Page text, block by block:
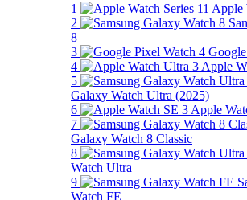
1
Apple
2
8
3
4
Apple
5
Galaxy Watch Ultra (2025)
6
Apple
7
Galaxy Watch 8 Classic
8
Watch Ultra
9
Watch FE